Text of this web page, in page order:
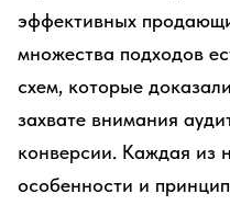
эффективных
множества подходов
схем, которые
захвате внимания
конверсии. Каждая из
особенности и